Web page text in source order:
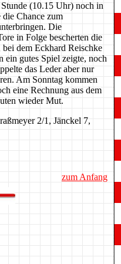
(10.15 Uhr) noch in
die Chance zum
Die
in Folge bescherten die
dem Eckhard Reischke
ein gutes Spiel zeigte, noch
das Leder aber nur
Am Sonntag kommen
eine Rechnung aus dem
wieder Mut.
2/1, Jänckel 7,
zum Anfang